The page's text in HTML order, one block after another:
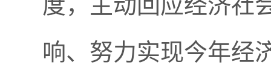
响、努力实现今年经